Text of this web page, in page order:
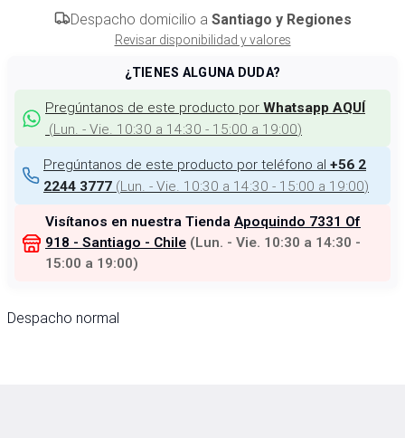
Despacho domicilio a Santiago y Regiones
Revisar disponibilidad y valores
¿TIENES ALGUNA DUDA?
Pregúntanos de este producto por Whatsapp AQUÍ
(Lun. - Vie. 10:30 a 14:30 - 15:00 a 19:00)
Pregúntanos de este producto por teléfono al +56 2
2244 3777 (Lun. - Vie. 10:30 a 14:30 - 15:00 a 19:00)
Visítanos en nuestra Tienda Apoquindo 7331 Of
918 - Santiago - Chile (Lun. - Vie. 10:30 a 14:30 -
15:00 a 19:00)
Despacho normal